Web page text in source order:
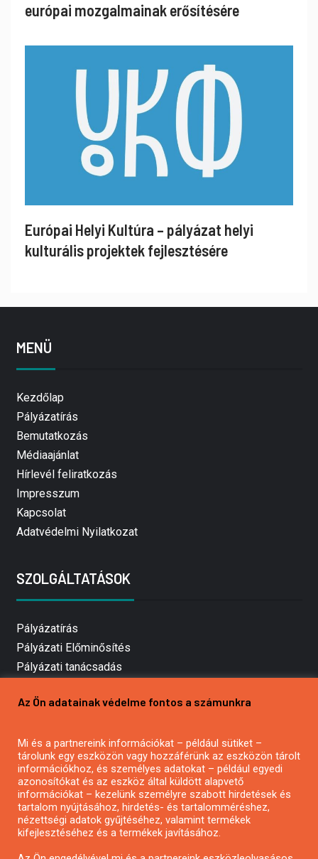
európai mozgalmainak erősítésére
Európai Helyi Kultúra – pályázat helyi
kulturális projektek fejlesztésére
MENÜ
Kezdőlap
Pályázatírás
Bemutatkozás
Médiaajánlat
Hírlevél feliratkozás
Impresszum
Kapcsolat
Adatvédelmi Nyilatkozat
SZOLGÁLTATÁSOK
Pályázatírás
Pályázati Előminősítés
Pályázati tanácsadás
Mezőgazdasági pályázatírás
Pályázatírás civil szervezeteknek
Pályázatírás önkormányzatoknak
Pályázatfigyelés
Specifikus pályázatfigyelés vagy hírlevél
Az Ön adatainak védelme fontos a számunkra
Mi és a partnereink információkat – például sütiket –
tárolunk egy eszközön vagy hozzáférünk az eszközön tárolt
információkhoz, és személyes adatokat – például egyedi
azonosítókat és az eszköz által küldött alapvető
információkat – kezelünk személyre szabott hirdetések és
tartalom nyújtásához, hirdetés- és tartalomméréshez,
nézettségi adatok gyűjtéséhez, valamint termékek
kifejlesztéséhez és a termékek javításához.